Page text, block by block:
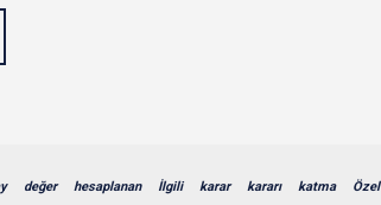
değer hesaplanan İlgili karar kararı katma Özel